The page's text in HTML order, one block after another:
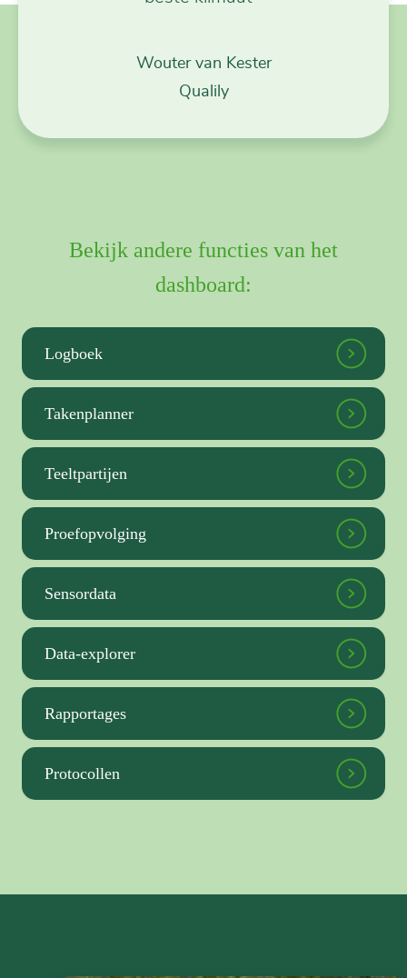
Wouter van Kester
Qualily
Bekijk andere functies van het
dashboard:
Logboek
Takenplanner
Teeltpartijen
Proefopvolging
Sensordata
Data-explorer
Rapportages
Protocollen